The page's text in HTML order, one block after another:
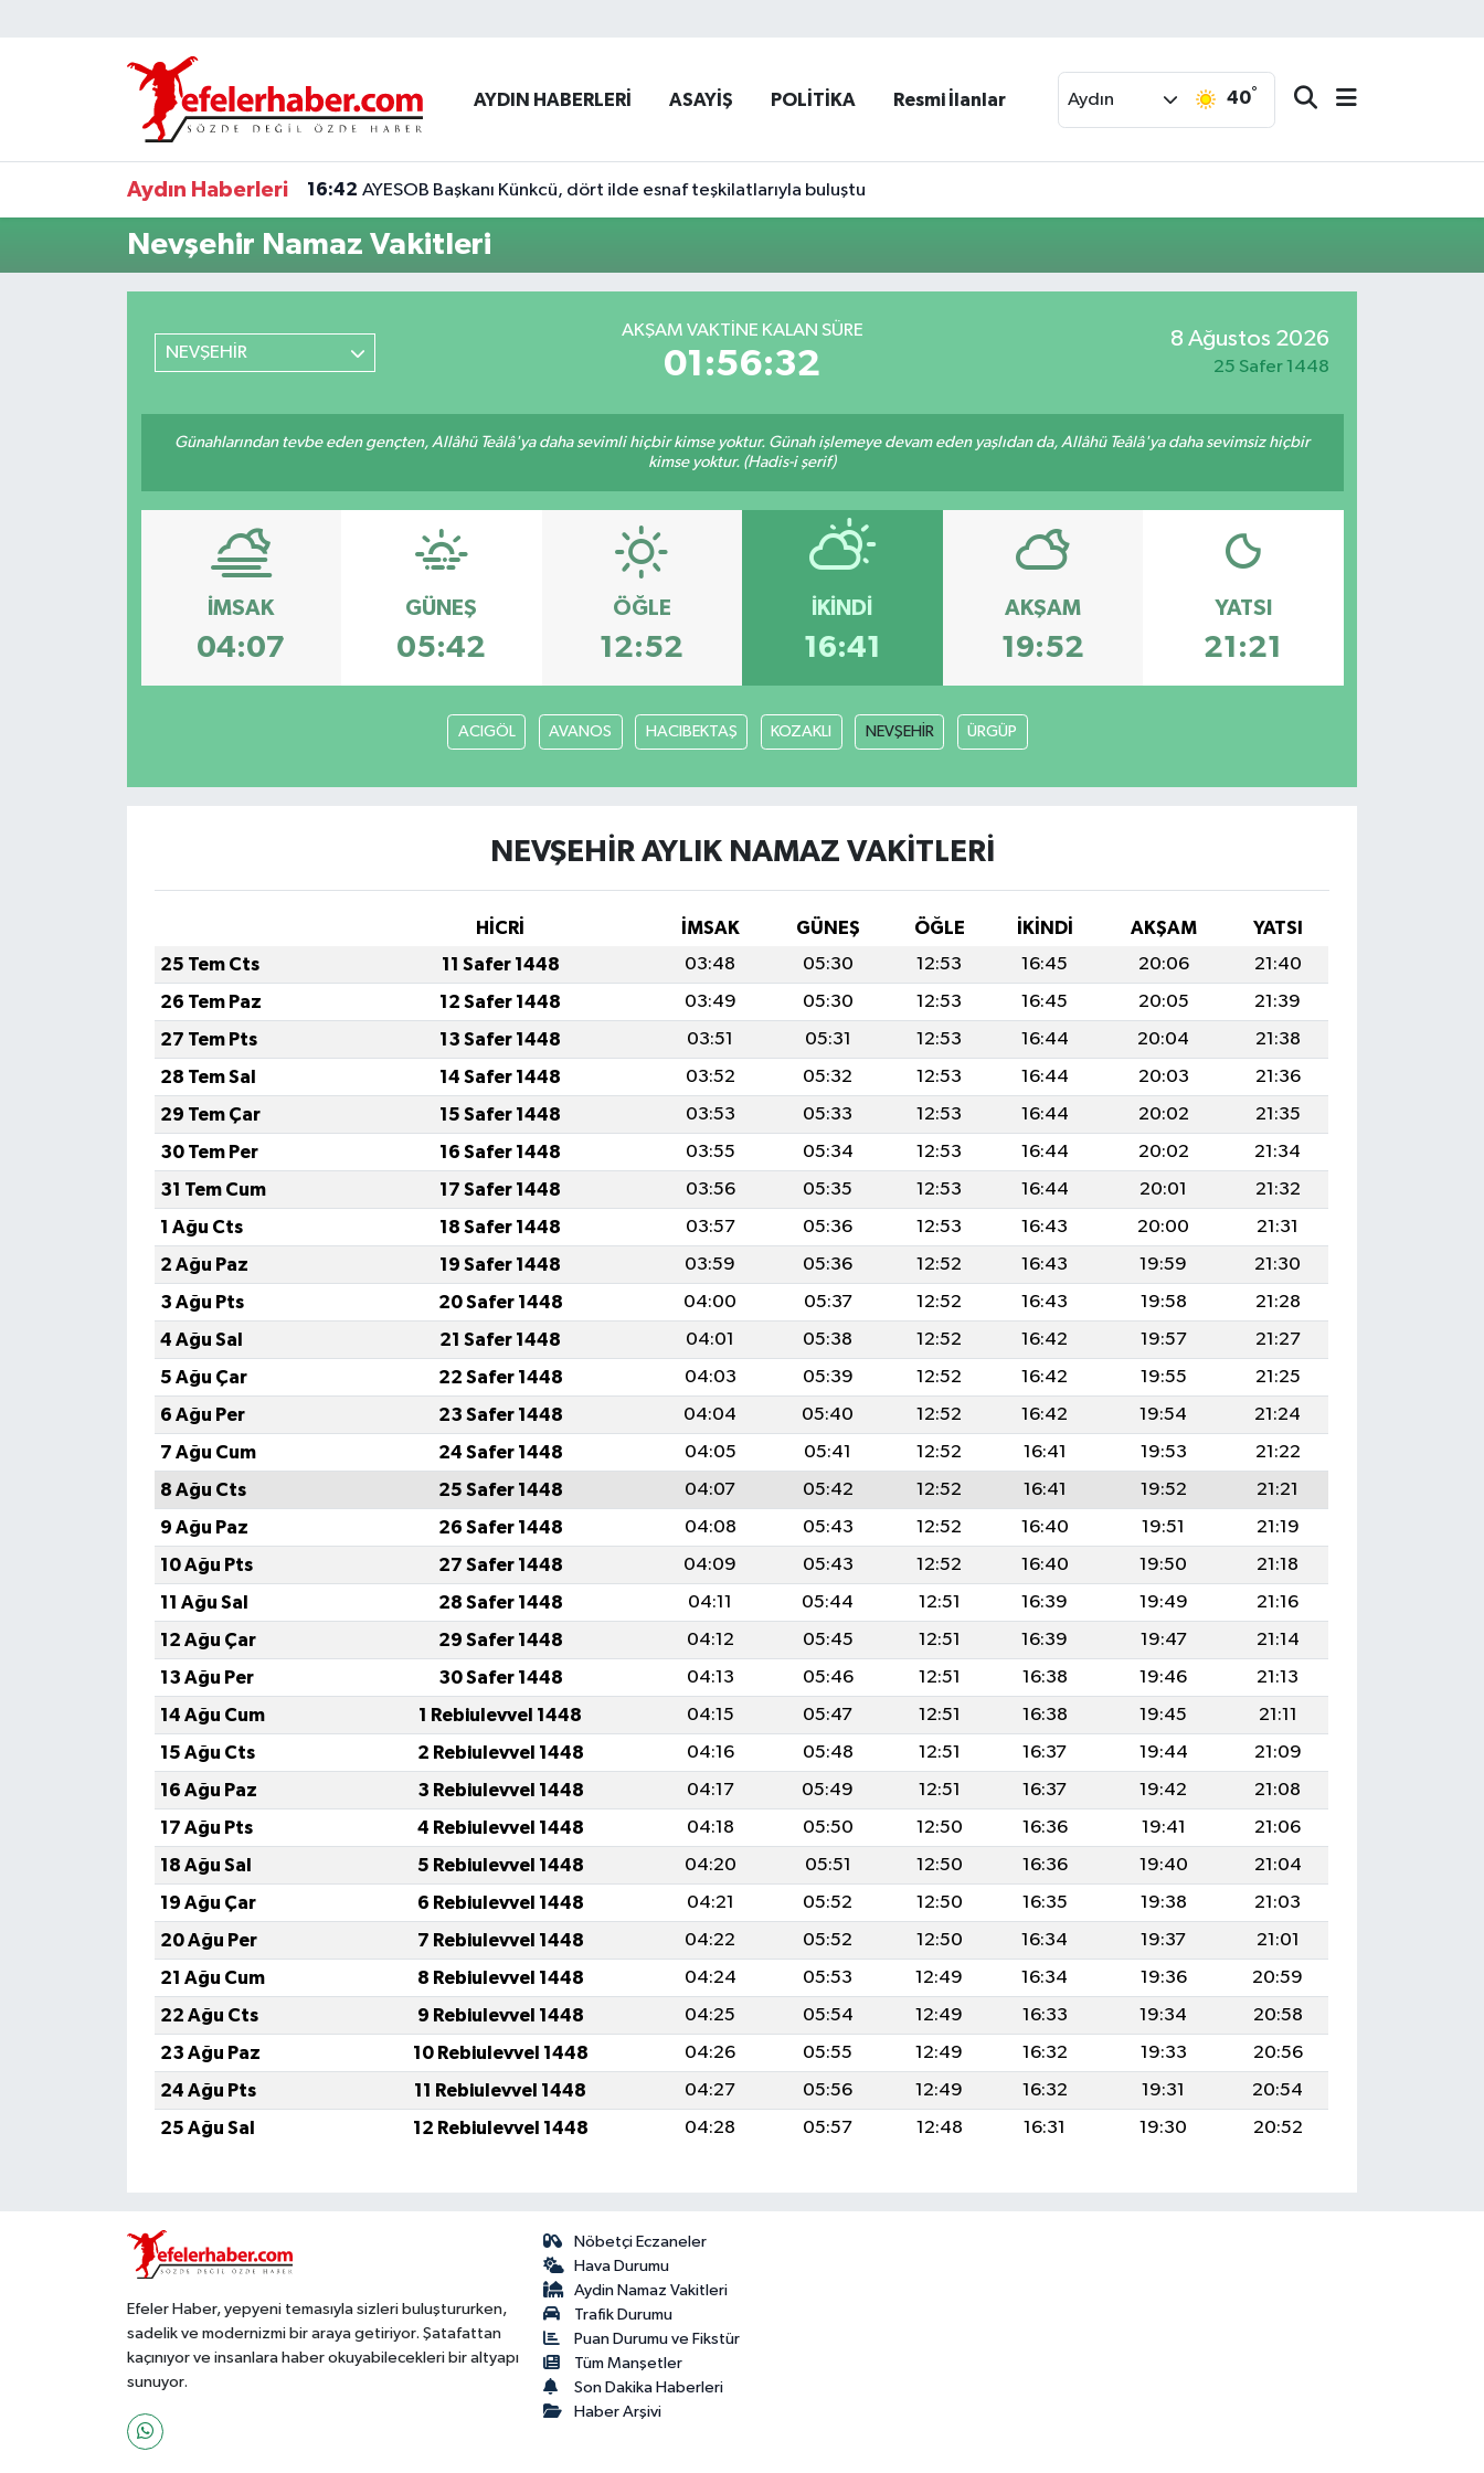
AYDIN HABERLERİ ASAYİŞ POLİTİKA Resmi İlanlar Aydın 40°
Aydın Haberleri 16:42 AYESOB Başkanı Künkcü, dört ilde esnaf teşkilatlarıyla buluştu
Nevşehir Namaz Vakitleri
NEVŞEHİR
AKŞAM VAKTINE KALAN SÜRE
01:56:32
8 Ağustos 2026
25 Safer 1448
Günahlarından tevbe eden gençten, Allâhü Teâlâ'ya daha sevimli hiçbir kimse yoktur. Günah işlemeye devam eden yaşlıdan da, Allâhü Teâlâ'ya daha sevimsiz hiçbir
kimse yoktur. (Hadis-i şerif)
İMSAK
04:07
GÜNEŞ
05:42
ÖĞLE
12:52
İKINDI
16:41
AKŞAM
19:52
YATSI
21:21
ACIGÖL AVANOS HACIBEKTAŞ KOZAKLI NEVŞEHİR ÜRGÜP
NEVŞEHİR AYLIK NAMAZ VAKITLERI
HİCRİ İMSAK GÜNEŞ ÖĞLE İKINDI AKŞAM
YATSI
25 Tem Cts
11 Safer 1448 03:48 05:30 12:53 16:45 20:06
21:40
26 Tem Paz
12 Safer 1448 03:49 05:30 12:53 16:45 20:05
21:39
27 Tem Pts
13 Safer 1448 03:51 05:31 12:53 16:44 20:04
21:38
28 Tem Sal
14 Safer 1448 03:52 05:32 12:53 16:44 20:03
21:36
29 Tem Çar
15 Safer 1448 03:53 05:33 12:53 16:44 20:02
21:35
30 Tem Per
16 Safer 1448 03:55 05:34 12:53 16:44 20:02
21:34
31 Tem Cum
17 Safer 1448 03:56 05:35 12:53 16:44 20:01
21:32
1 Ağu Cts
18 Safer 1448 03:57 05:36 12:53 16:43 20:00
21:31
2 Ağu Paz
19 Safer 1448 03:59 05:36 12:52 16:43 19:59
21:30
3 Ağu Pts
20 Safer 1448 04:00 05:37 12:52 16:43 19:58
21:28
4 Ağu Sal
21 Safer 1448 04:01 05:38 12:52 16:42 19:57
21:27
5 Ağu Çar
22 Safer 1448 04:03 05:39 12:52 16:42 19:55
21:25
6 Ağu Per
23 Safer 1448 04:04 05:40 12:52 16:42 19:54
21:24
7 Ağu Cum
24 Safer 1448 04:05 05:41 12:52 16:41 19:53
21:22
8 Ağu Cts
25 Safer 1448 04:07 05:42 12:52 16:41 19:52
21:21
9 Ağu Paz
26 Safer 1448 04:08 05:43 12:52 16:40 19:51
21:19
10 Ağu Pts
27 Safer 1448 04:09 05:43 12:52 16:40 19:50
21:18
11 Ağu Sal
28 Safer 1448 04:11 05:44 12:51 16:39 19:49
21:16
12 Ağu Çar
29 Safer 1448 04:12 05:45 12:51 16:39 19:47
21:14
13 Ağu Per
30 Safer 1448 04:13 05:46 12:51 16:38 19:46
21:13
14 Ağu Cum
1 Rebiulevvel 1448 04:15 05:47 12:51 16:38 19:45
21:11
15 Ağu Cts
2 Rebiulevvel 1448 04:16 05:48 12:51 16:37 19:44
21:09
16 Ağu Paz
3 Rebiulevvel 1448 04:17 05:49 12:51 16:37 19:42
21:08
17 Ağu Pts
4 Rebiulevvel 1448 04:18 05:50 12:50 16:36 19:41
21:06
18 Ağu Sal
5 Rebiulevvel 1448 04:20 05:51 12:50 16:36 19:40
21:04
19 Ağu Çar
6 Rebiulevvel 1448 04:21 05:52 12:50 16:35 19:38
21:03
20 Ağu Per
7 Rebiulevvel 1448 04:22 05:52 12:50 16:34 19:37
21:01
21 Ağu Cum
8 Rebiulevvel 1448 04:24 05:53 12:49 16:34 19:36
20:59
22 Ağu Cts
9 Rebiulevvel 1448 04:25 05:54 12:49 16:33 19:34
20:58
23 Ağu Paz
10 Rebiulevvel 1448 04:26 05:55 12:49 16:32 19:33
20:56
24 Ağu Pts
11 Rebiulevvel 1448 04:27 05:56 12:49 16:32 19:31
20:54
25 Ağu Sal
12 Rebiulevvel 1448 04:28 05:57 12:48 16:31 19:30 20:52
Efeler Haber, yepyeni temasıyla sizleri buluştururken,
sadelik ve modernizmi bir araya getiriyor. Şatafattan
kaçınıyor ve insanlara haber okuyabilecekleri bir altyapı
sunuyor.
Nöbetçi Eczaneler
Hava Durumu
Aydin Namaz Vakitleri
Trafik Durumu
Puan Durumu ve Fikstür
Tüm Manşetler
Son Dakika Haberleri
Haber Arşivi
Nöbetçi Eczaneler
Hava Durumu
Aydin Namaz Vakitleri
Trafik Durumu